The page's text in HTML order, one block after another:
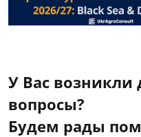
У Вас
вопросы?
Будем рады